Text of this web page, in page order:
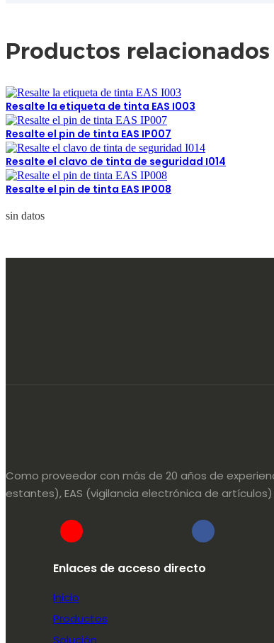
Productos relacionados
Resalte la etiqueta de tinta EAS I003
Resalte el pin de tinta EAS IP007
Resalte el clavo de tinta de seguridad I014
Resalte el pin de tinta EAS IP008
sin datos
Como proveedor con más de 20 años de
estantes), EAS (vigilancia electrónica de
Enlaces de acceso directo
Inicio
Productos
Solución